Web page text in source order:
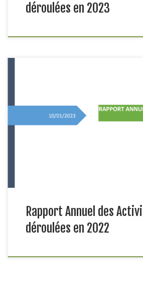
déroulées en 2023
économiques de la pandémie àCOVID
Ukraine.FODDE poursuivant son action
collectivités territoriales et aux
Rapport Annuel des
déroulées en 2022